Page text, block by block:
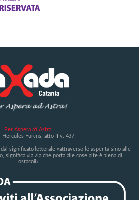
Per Aspera ad Astra!
Hercules Furens, atto II v. 437
dal significato letterale «attraverso le asperità sino alle
significa «la via che porta alle cose alte è piena di
ostacoli»